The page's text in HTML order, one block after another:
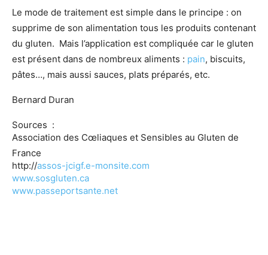
Le mode de traitement est simple dans le principe : on
supprime de son alimentation tous les produits contenant
du gluten. Mais l’application est compliquée car le gluten
est présent dans de nombreux aliments : pain, biscuits,
pâtes…, mais aussi sauces, plats préparés, etc.
Bernard Duran
Sources :
Association des Cœliaques et Sensibles au Gluten de
France
http://assos-jcigf.e-monsite.com
www.sosgluten.ca
www.passeportsante.net